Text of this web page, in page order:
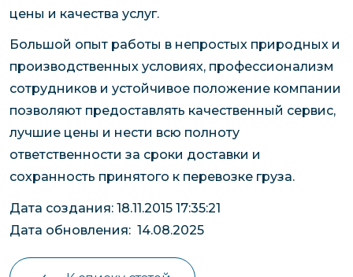
цены и качества услуг.
Большой опыт работы в непростых природных и
производственных условиях, профессионализм
сотрудников и устойчивое положение компании
позволяют предоставлять качественный сервис,
лучшие цены и нести всю полноту
ответственности за сроки доставки и
сохранность принятого к перевозке груза.
Дата создания: 18.11.2015 17:35:21
Дата обновления: 14.08.2025